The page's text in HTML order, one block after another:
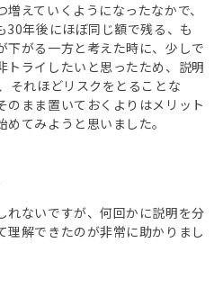
えていくようになったなかで、
30年後にほぼ同じ額で残る、も
下がる一方と考えた時に、少しで
トライしたいと思ったため、説明
それほどリスクをとることな
のまま置いておくよりはメリット
てみようと思いました。
れないですが、何回かに説明を分
理解できたのが非常に助かりまし